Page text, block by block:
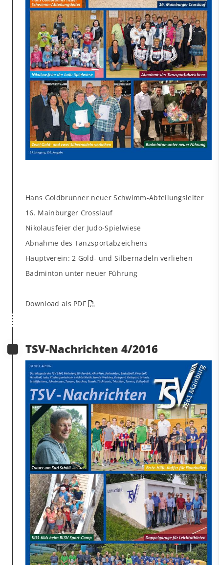
Hans Goldbrunner neuer Schwimm-Abteilungsleiter
16. Mainburger Crosslauf
Nikolausfeier der Judo-Spielwiese
Abnahme des Tanzsportabzeichens
Hauptverein: 2 Gold- und Silbernadeln verliehen
Badminton unter neuer Führung
Download als PDF
TSV-Nachrichten 4/2016